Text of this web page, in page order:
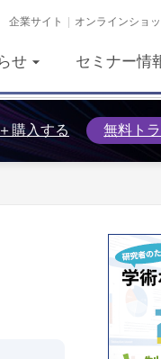
企業サイト | オンラインショ
せ セミナー情
＋購入する 無料ト